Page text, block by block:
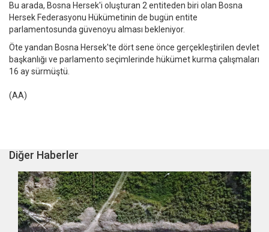
Bu arada, Bosna Hersek'i oluşturan 2 entiteden biri olan Bosna
Hersek Federasyonu Hükümetinin de bugün entite
parlamentosunda güvenoyu alması bekleniyor.
Öte yandan Bosna Hersek'te dört sene önce gerçekleştirilen devlet
başkanlığı ve parlamento seçimlerinde hükümet kurma çalışmaları
16 ay sürmüştü.
(AA)
Diğer Haberler